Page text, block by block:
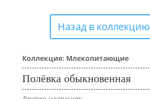
Назад в коллекцию
Коллекция: Млекопитающие
Полёвка обыкновенная